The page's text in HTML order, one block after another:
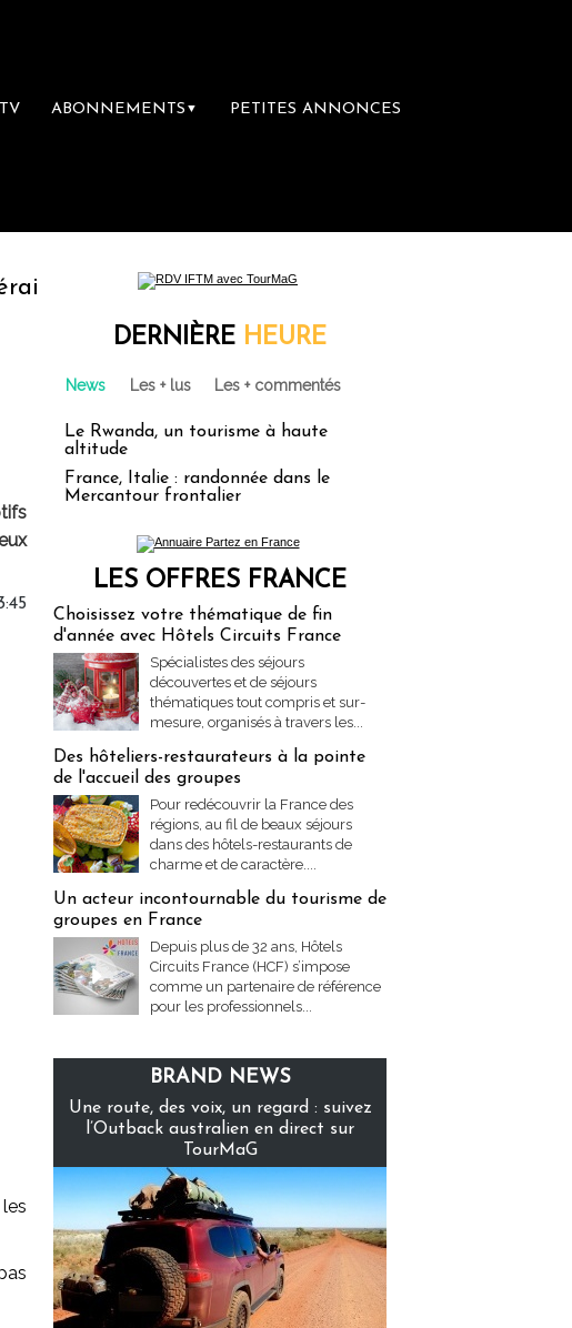
TV ABONNEMENTS ▼ PETITES ANNONCES
première librairie du voyage
DERNIÈRE HEURE
News Les + lus Les + commentés
Le Rwanda, un tourisme à haute
altitude
France, Italie : randonnée dans le
Mercantour frontalier
LES OFFRES FRANCE
Choisissez votre thématique de fin
d'année avec Hôtels Circuits France
Spécialistes des séjours
découvertes et de séjours
thématiques tout compris et sur-
mesure, organisés à travers les...
Des hôteliers-restaurateurs à la pointe
de l'accueil des groupes
Pour redécouvrir la France des
régions, au fil de beaux séjours
dans des hôtels-restaurants de
charme et de caractère....
Un acteur incontournable du tourisme de
groupes en France
Depuis plus de 32 ans, Hôtels
Circuits France (HCF) s’impose
comme un partenaire de référence
pour les professionnels...
BRAND NEWS
Une route, des voix, un regard : suivez
l’Outback australien en direct sur
TourMaG